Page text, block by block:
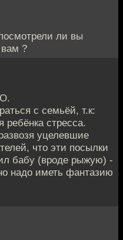
ли вы
вам ?
с семьёй, т.к:
ребёнка стресса.
уцелевшие
что эти посылки
бабу (вроде рыжую) -
надо иметь фантазию